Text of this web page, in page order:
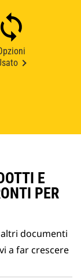
E
PER
documenti
a far crescere